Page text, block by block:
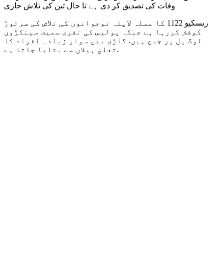
وفات کی تصدیق کر دی ہے تا حال تین کی تلاش جاری
ریسکیو 1122 کا عملہ لاپتہ نوجوانوں کی تلاش کی سرتوڑ
کوشش کررہا ہے جبکہ پولیس کی نفری سمیت سینکڑوں
لوگ پل پر جمع ہیں. گاڑی میں سوار زیادہ افراد کا
تعلق ہیلاں سے بتایا جاتا ہے.